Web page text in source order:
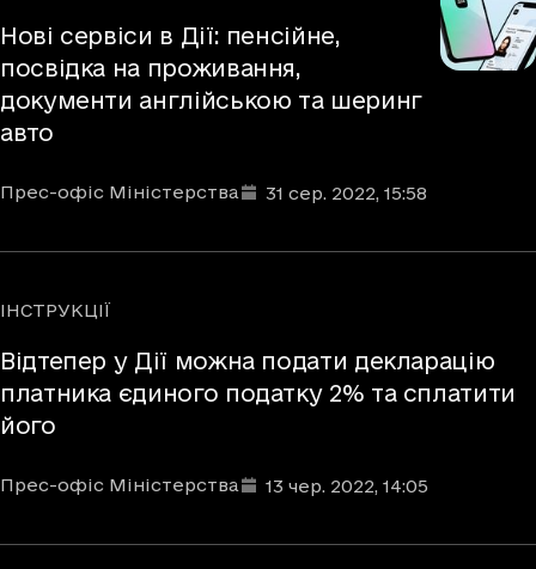
Нові сервіси в Дії: пенсійне,
посвідка на проживання,
документи англійською та шеринг
авто
Автори
Прес-офіс Міністерства
Дата та час публікації: 31 сер. 2022, 15:58
Рубрики
ІНСТРУКЦІЇ
Відтепер у Дії можна подати декларацію
платника єдиного податку 2% та сплатити
його
Автори
Прес-офіс Міністерства
Дата та час публікації: 13 чер. 2022, 14:05